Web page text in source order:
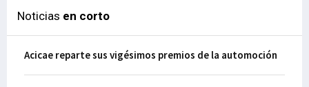
Noticias en corto
Acicae reparte sus vigésimos premios de la automoción